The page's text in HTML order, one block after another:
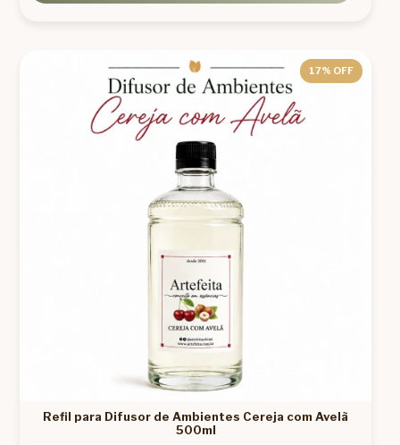
17% OFF
Refil para Difusor de Ambientes Cereja com Avelã
500ml